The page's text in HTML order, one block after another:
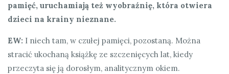
pamięć, uruchamiają też wyobraźnię, która otwiera
dzieci na krainy nieznane.
EW: I niech tam, w czułej pamięci, pozostaną. Można
stracić ukochaną książkę ze szczenięcych lat, kiedy
przeczyta się ją dorosłym, analitycznym okiem.